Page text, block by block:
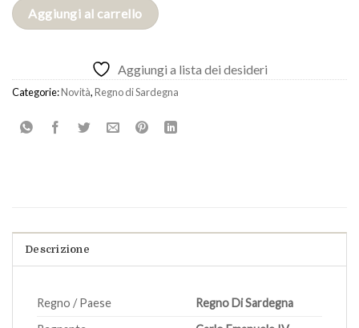
Aggiungi al carrello
Aggiungi a lista dei desideri
Categorie:Novità,Regno di Sardegna
Descrizione
Regno / Paese
Regno Di Sardegna